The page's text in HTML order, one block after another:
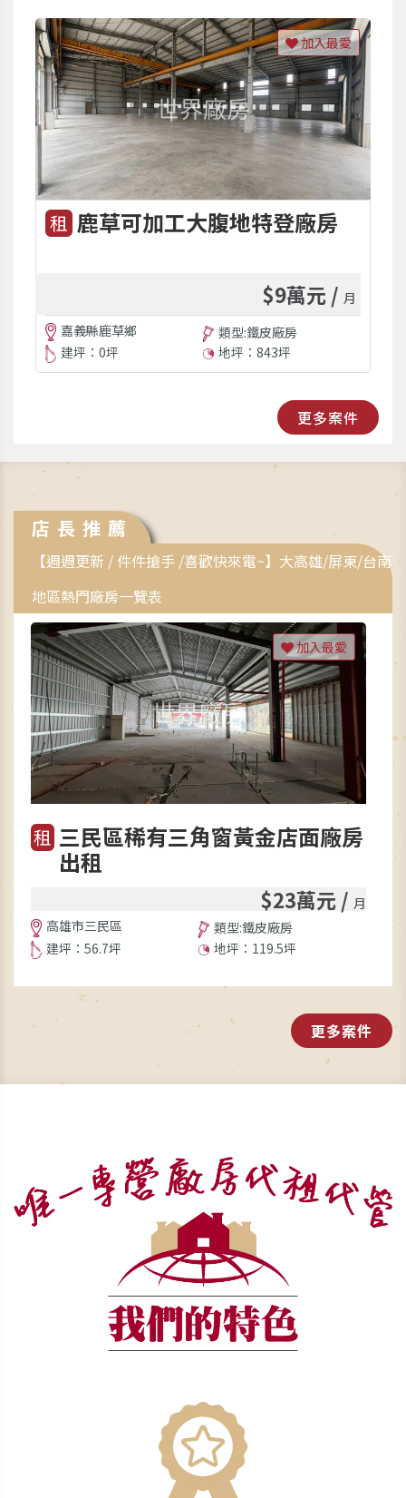
租 鹿草可加工大腹地特登廠房
$9萬元 / 月
嘉義縣鹿草鄉
類型:鐵皮廠房
建坪：0坪
地坪：843坪
加入最愛
更多案件
店長推薦
【週週更新 / 件件搶手 /喜歡快來電~】大高雄/屏東/台南
地區熱門廠房一覽表
租 三民區稀有三角窗黃金店面廠房
出租
$23萬元 / 月
高雄市三民區
類型:鐵皮廠房
建坪：56.7坪
地坪：119.5坪
加入最愛
更多案件